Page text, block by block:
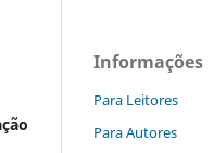
Informações
Para Leitores
Para Autores